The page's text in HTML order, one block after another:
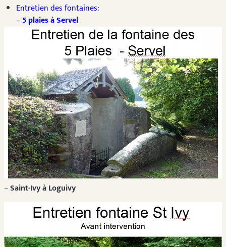
Entretien des fontaines:
–5 plaies à Servel
–Saint-Ivy à Loguivy